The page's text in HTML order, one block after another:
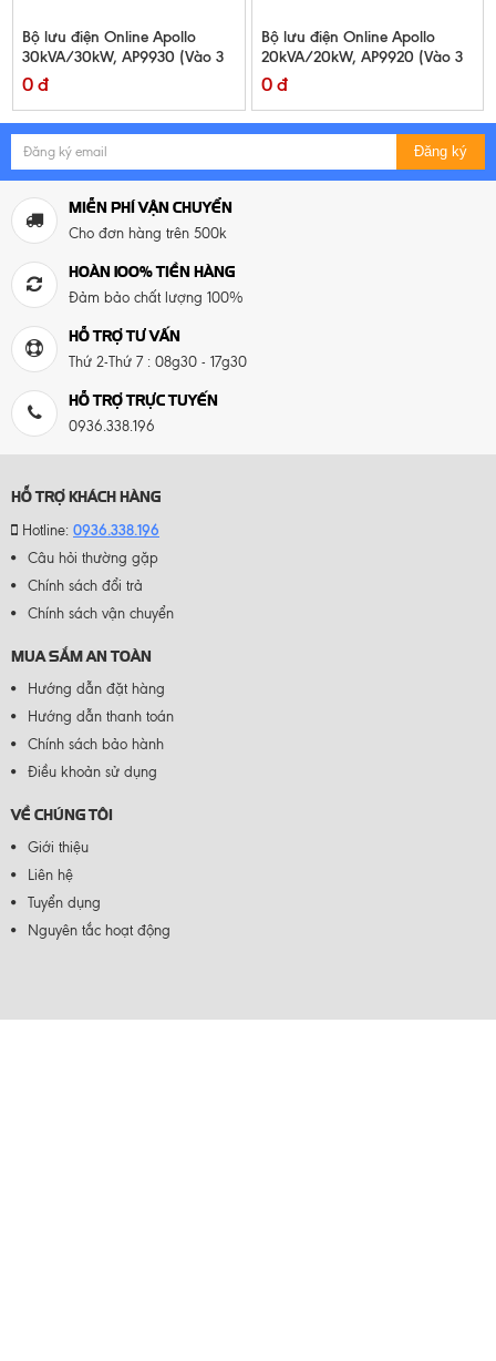
Bộ lưu điện Online Apollo
30kVA/30kW, AP9930 (Vào 3
pha, ra 3 pha)
0 đ
Bộ lưu điện Online Apollo
20kVA/20kW, AP9920 (Vào 3
pha, ra 3 pha)
0 đ
Đăng ký
MIỄN PHÍ VẬN CHUYỂN
Cho đơn hàng trên 500k
HOÀN 100% TIỀN HÀNG
Đảm bảo chất lượng 100%
HỖ TRỢ TƯ VẤN
Thứ 2-Thứ 7 : 08g30 - 17g30
HỖ TRỢ TRỰC TUYẾN
0936.338.196
HỖ TRỢ KHÁCH HÀNG
Hotline: 0936.338.196
Câu hỏi thường gặp
Chính sách đổi trả
Chính sách vận chuyển
MUA SẮM AN TOÀN
Hướng dẫn đặt hàng
Hướng dẫn thanh toán
Chính sách bảo hành
Điều khoản sử dụng
VỀ CHÚNG TÔI
Giới thiệu
Liên hệ
Tuyển dụng
Nguyên tắc hoạt động